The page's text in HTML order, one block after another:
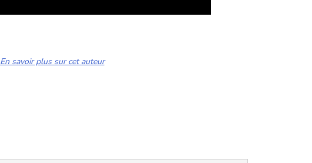
En savoir plus sur cet auteur